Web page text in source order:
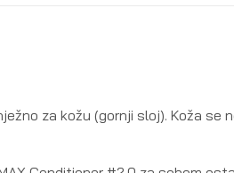
za kožu (gornji sloj). Koža se